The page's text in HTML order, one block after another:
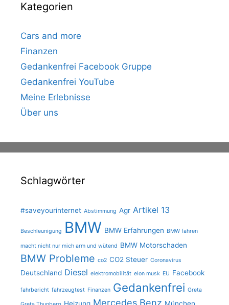
Kategorien
Cars and more
Finanzen
Gedankenfrei Facebook Gruppe
Gedankenfrei YouTube
Meine Erlebnisse
Über uns
Schlagwörter
#saveyourinternet Abstimmung Agr Artikel 13
Beschleunigung BMW BMW Erfahrungen BMW fahren
macht nicht nur mich arm und wütend BMW Motorschaden
BMW Probleme co2 CO2 Steuer Coronavirus
Deutschland Diesel elektromobilität elon musk EU Facebook
fahrbericht fahrzeugtest Finanzen Gedankenfrei Greta
Mercedes Benz